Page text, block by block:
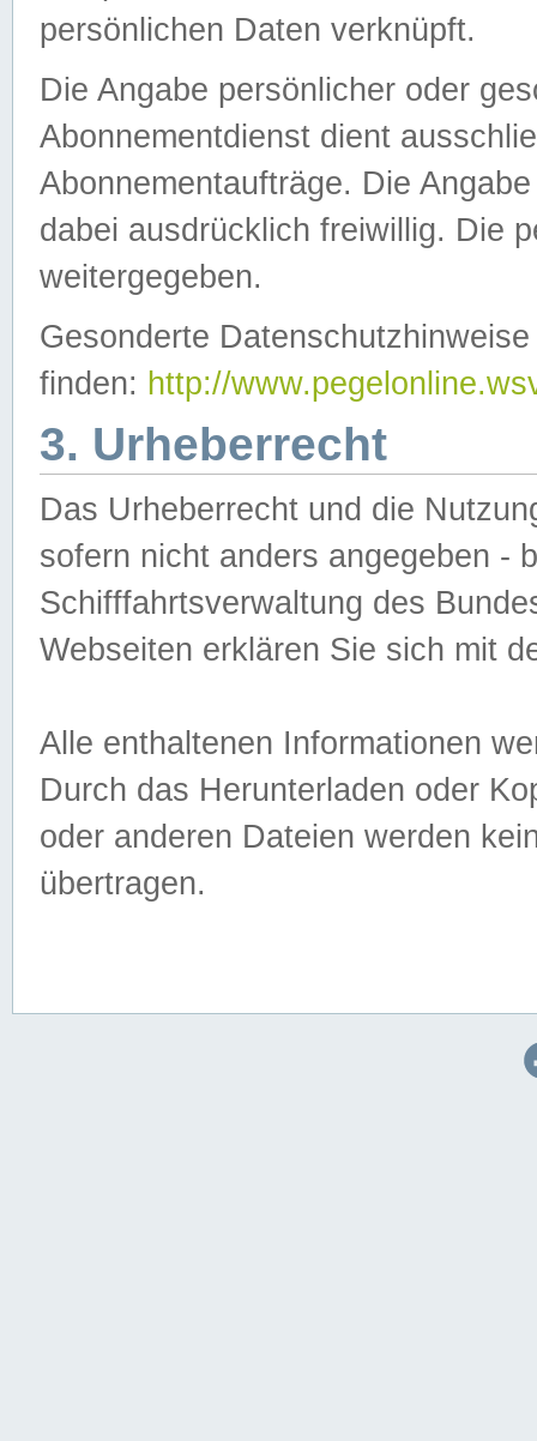
persönlichen Daten verknüpft.
Die Angabe persönlicher oder
Abonnementdienst dient
Abonnementaufträge. Die
dabei ausdrücklich freiwillig. Die
weitergegeben.
Gesonderte
finden: http://
3. Urheberrecht
Das Urheberrecht und die
sofern nicht anders angegeben -
Schifffahrtsverwaltung des
Webseiten erklären Sie sich mit
Alle enthaltenen Informationen
Durch das Herunterladen oder
oder anderen Dateien werden
übertragen.